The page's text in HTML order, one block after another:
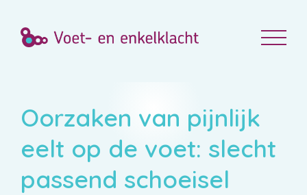
Oorzaken van pijnlijk
eelt op de voet: slecht
passend schoeisel